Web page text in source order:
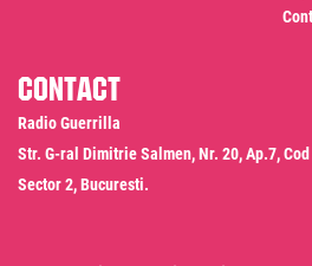
Contact
Radio Guerrilla
Str. G-ral Dimitrie Salmen, Nr. 20, Ap.7,
Sector 2, Bucuresti.